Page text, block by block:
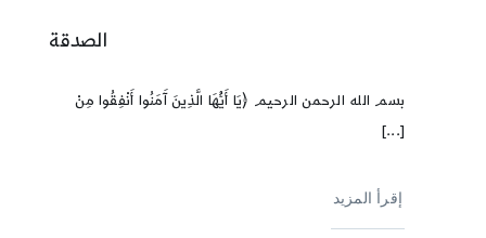
الصدقة
بسم الله الرحمن الرحيم ﴿يَا أَيُّهَا الَّذِينَ آَمَنُوا أَنْفِقُوا مِنْ
[...]
إقرأ المزيد